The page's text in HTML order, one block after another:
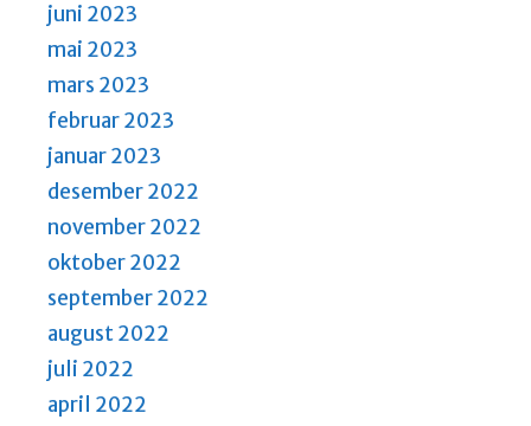
juni 2023
mai 2023
mars 2023
februar 2023
januar 2023
desember 2022
november 2022
oktober 2022
september 2022
august 2022
juli 2022
april 2022